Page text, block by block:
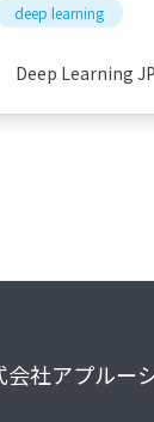
deep learning
Deep Learning JP
社アプルー